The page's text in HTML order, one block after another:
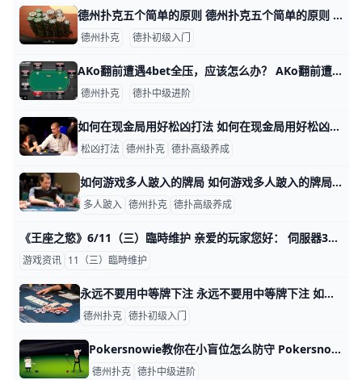
德州扑克五个简单的原则 德州扑克五个简单的原则 如果你在牌局中碰到难题，不妨一试 大家是否经常碰到这样的情况，在一个大底池里，轮到你说话时，面对强大的压力——计时器在读
德州扑克 德扑初级入门
AKo翻前遭遇4bet全压，应该怎么办？ AKo翻前遭遇4bet全压，应该怎么办？牌局背景及过程 这手牌来自一个盲注5/10美元的无限德州扑克现金局。桌上玩家筹码量如图。翻前， UTG+
德州扑克 德扑中级进阶
如何在现金局用好松凶打法 如何在现金局用好松凶打法 在我的教学生涯中，学员们问得最多的一个问题是——你如何在游戏中采用松凶打法？最近几周，我又从几个读者那儿听到这个问题
松凶打法 德州扑克 德扑高级养成
如何游戏多人跛入的牌局 如何游戏多人跛入的牌局 我们应该都打过这种牌局——每一手牌的翻前都有很多跛入玩家（limper），翻后有许多人竞争底池。这种动态在网络扑克微注
多人跛入 德州扑克 德扑高级养成
《王座之慾》6/11（三）臨時维护 亲爱的玩家您好： 伺服器35 于2025年6月11日（三）18:00 -19:00 进行维护， 实际维护内容还请以游戏内显示为主。 ☆ 敬请各位于维护开始之前登出游
游戏资讯 11（三）臨時维护
永远不要用中等牌下注 永远不要用中等牌下注 如果有哪位娱乐型玩家相信，拿着大牌只能赢到小底池，那他肯定也相信大底池都是用小牌赢来的。 他们的理由一般是这样的： “玩家只
德州扑克 德扑初级入门
Pokersnowie教你在小盲位怎么防守 Pokersnowie教你在小盲位怎么防守 今天我们来聊聊在小盲位置的一些调整。在这次的讲解里，我会引用到最先进的扑克AI–Pok
德州扑克 德扑中级进阶